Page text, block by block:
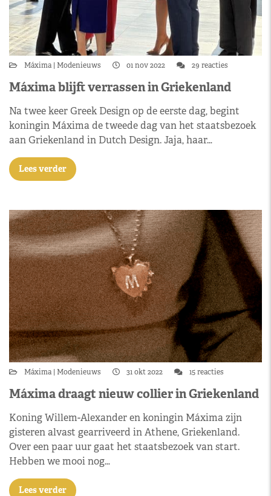
Máxima Modenieuws 01 nov 2022 29 reacties
Máxima blijft verrassen in Griekenland
Na twee keer Greek Design op de eerste dag, begint
koningin Máxima de tweede dag van het staatsbezoek
aan Griekenland in Dutch Design. Jaja, haar…
Lees verder
Máxima Modenieuws 31 okt 2022 15 reacties
Máxima draagt nieuw collier in Griekenland
Koning Willem-Alexander en koningin Máxima zijn
gisteren alvast gearriveerd in Athene, Griekenland.
Over een paar uur gaat het staatsbezoek van start.
Hebben we mooi nog…
Lees verder